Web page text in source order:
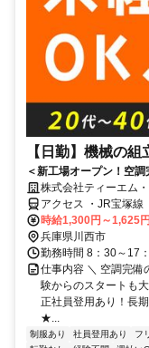
【日勤】機械の
＜新工場オープン！空
立♪正社員登用実績もあ
株式会社ティーエム
アクセス ・JR宝塚線
時給1,300円～1,625円
兵庫県川西市
勤務時間 8：30～17
仕事内容 ＼ 空調完
験からのスタートも
正社員登用あり！長
★...
制服あり 社員登用あり フ